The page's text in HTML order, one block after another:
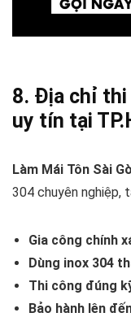
8. Địa chỉ thi
uy tín tại
Làm Mái Tôn Sài
304 chuyên nghiệp,
Gia công chính
Dùng inox 304
Thi công đúng
Bảo hành lên